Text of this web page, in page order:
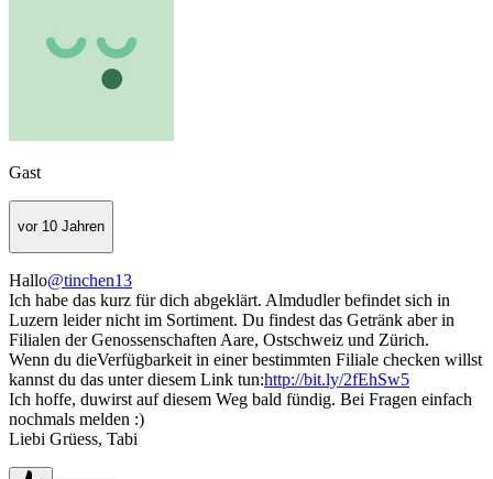
Gast
vor 10 Jahren
Hallo@tinchen13
Ich habe das kurz für dich abgeklärt. Almdudler befindet sich in
Luzern leider nicht im Sortiment. Du findest das Getränk aber in
Filialen der Genossenschaften Aare, Ostschweiz und Zürich.
Wenn du dieVerfügbarkeit in einer bestimmten Filiale checken willst
kannst du das unter diesem Link tun:http://bit.ly/2fEhSw5
Ich hoffe, duwirst auf diesem Weg bald fündig. Bei Fragen einfach
nochmals melden :)
Liebi Grüess, Tabi